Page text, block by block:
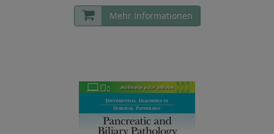
Mehr Informationen